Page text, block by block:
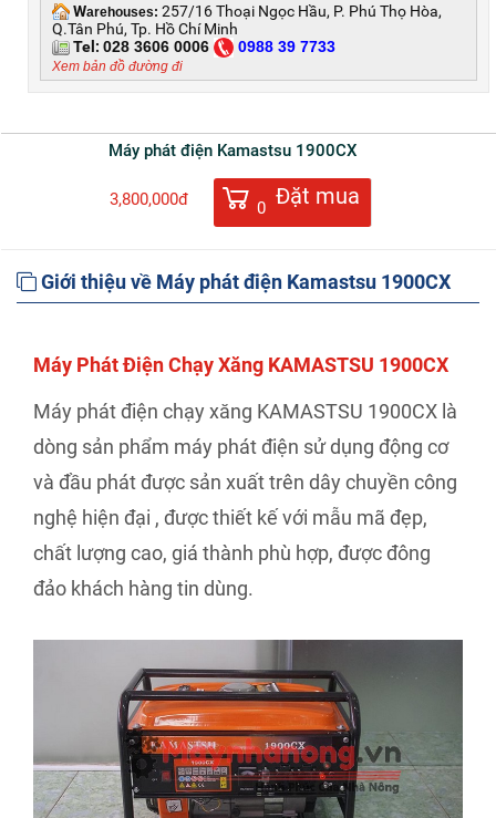
Warehouses: 257/16 Thoại Ngọc Hầu, P. Phú Thọ Hòa,
Q.Tân Phú, Tp. Hồ Chí Minh
Tel: 028 3606 0006 0988 39 7733
Xem bản đồ đường đi
Máy phát điện Kamastsu 1900CX
3,800,000đ 0 Đặt mua
Giới thiệu về Máy phát điện Kamastsu 1900CX
Máy Phát Điện Chạy Xăng KAMASTSU 1900CX
Máy phát điện chạy xăng KAMASTSU 1900CX là
dòng sản phẩm máy phát điện sử dụng động cơ
và đầu phát được sản xuất trên dây chuyền công
nghệ hiện đại , được thiết kế với mẫu mã đẹp,
chất lượng cao, giá thành phù hợp, được đông
đảo khách hàng tin dùng.